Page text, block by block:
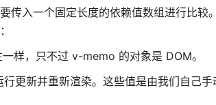
传入一个固定长度的依赖值数组进行比较
样，只不过 v-memo 的对象是 DOM。
更新并重新渲染。这些值是由我们自己手